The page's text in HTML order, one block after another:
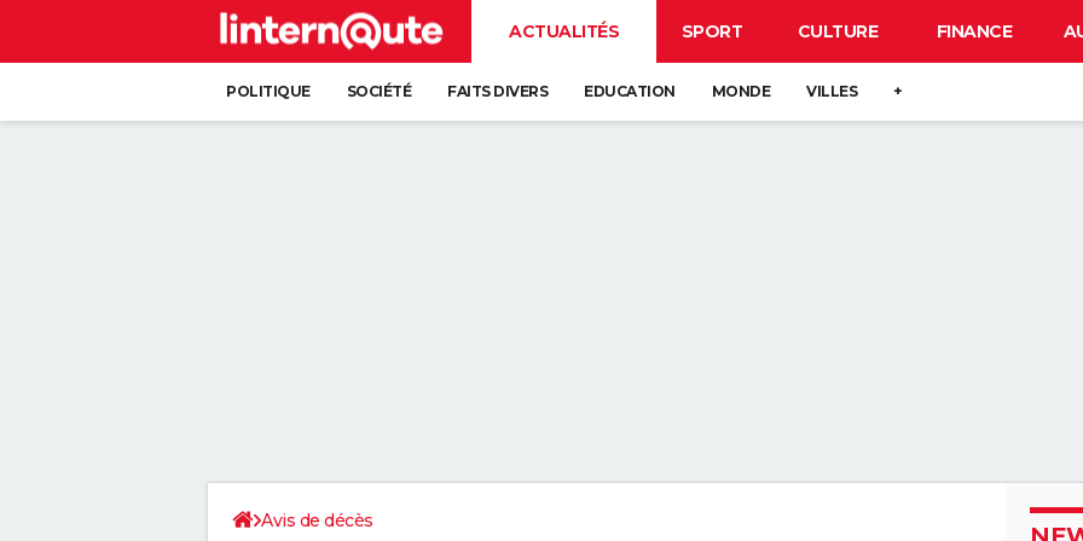
ACTUALITÉS SPORT CULTURE FINANCE
POLITIQUE SOCIÉTÉ FAITS DIVERS EDUCATION MONDE VILLES +
Avis de décès